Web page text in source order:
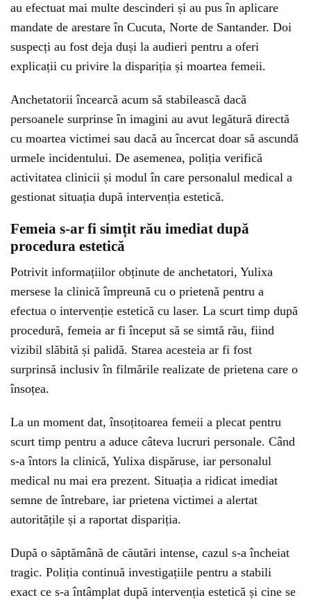
au efectuat mai multe descinderi și au pus în aplicare
mandate de arestare în Cucuta, Norte de Santander. Doi
suspecți au fost deja duși la audieri pentru a oferi
explicații cu privire la dispariția și moartea femeii.
Anchetatorii încearcă acum să stabilească dacă
persoanele surprinse în imagini au avut legătură directă
cu moartea victimei sau dacă au încercat doar să ascundă
urmele incidentului. De asemenea, poliția verifică
activitatea clinicii și modul în care personalul medical a
gestionat situația după intervenția estetică.
Femeia s-ar fi simțit rău imediat după
procedura estetică
Potrivit informațiilor obținute de anchetatori, Yulixa
mersese la clinică împreună cu o prietenă pentru a
efectua o intervenție estetică cu laser. La scurt timp după
procedură, femeia ar fi început să se simtă rău, fiind
vizibil slăbită și palidă. Starea acesteia ar fi fost
surprinsă inclusiv în filmările realizate de prietena care o
însoțea.
La un moment dat, însoțitoarea femeii a plecat pentru
scurt timp pentru a aduce câteva lucruri personale. Când
s-a întors la clinică, Yulixa dispăruse, iar personalul
medical nu mai era prezent. Situația a ridicat imediat
semne de întrebare, iar prietena victimei a alertat
autoritățile și a raportat dispariția.
După o săptămână de căutări intense, cazul s-a încheiat
tragic. Poliția continuă investigațiile pentru a stabili
exact ce s-a întâmplat după intervenția estetică și cine se